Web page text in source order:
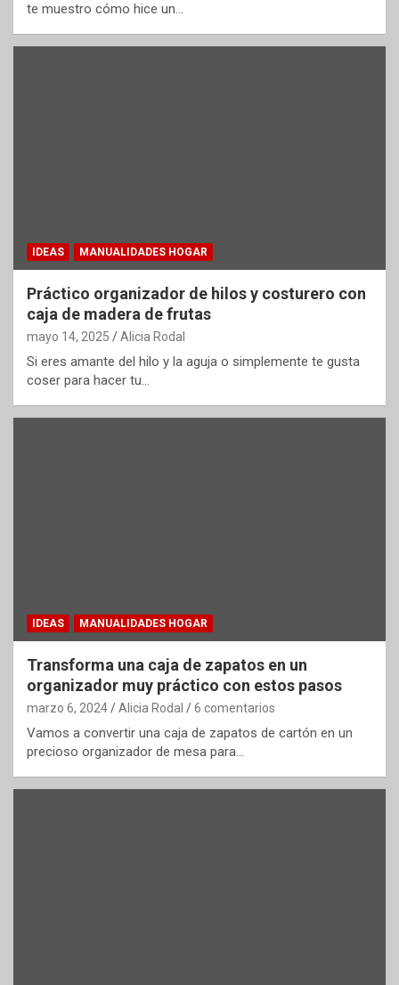
te muestro cómo hice un…
IDEAS MANUALIDADES HOGAR
Práctico organizador de hilos y costurero con
caja de madera de frutas
mayo 14, 2025 Alicia Rodal
Si eres amante del hilo y la aguja o simplemente te gusta
coser para hacer tu…
IDEAS MANUALIDADES HOGAR
Transforma una caja de zapatos en un
organizador muy práctico con estos pasos
marzo 6, 2024 Alicia Rodal 6 comentarios
Vamos a convertir una caja de zapatos de cartón en un
precioso organizador de mesa para…